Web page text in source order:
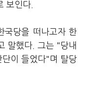
보인다.
국당을 떠나고자 한
말했다. 그는 "당내
이 들었다"며 탈당